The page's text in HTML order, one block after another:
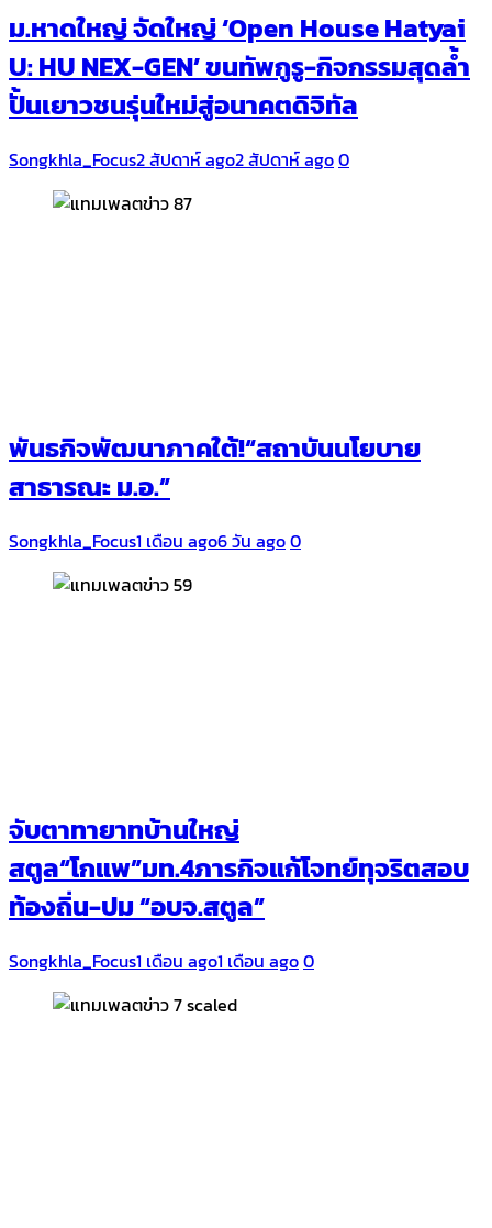
ม.หาดใหญ่ จัดใหญ่ ‘Open House Hatyai
U: HU NEX-GEN’ ขนทัพกูรู-กิจกรรมสุดล้ำ
ปั้นเยาวชนรุ่นใหม่สู่อนาคตดิจิทัล
Songkhla_Focus2 สัปดาห์ ago2 สัปดาห์ ago0
พันธกิจพัฒนาภาคใต้!“สถาบันนโยบาย
สาธารณะ ม.อ.”
Songkhla_Focus1 เดือน ago6 วัน ago0
จับตาทายาทบ้านใหญ่
สตูล“โกแพ”มท.4ภารกิจแก้โจทย์ทุจริตสอบ
ท้องถิ่น-ปม “อบจ.สตูล”
Songkhla_Focus1 เดือน ago1 เดือน ago0